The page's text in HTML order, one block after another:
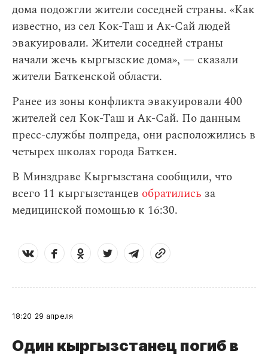
дома подожгли жители соседней страны. «Как
известно, из сел Кок-Таш и Ак-Сай людей
эвакуировали. Жители соседней страны
начали жечь кыргызские дома», — сказали
жители Баткенской области.
Ранее из зоны конфликта эвакуировали 400
жителей сел Кок-Таш и Ак-Сай. По данным
пресс-службы полпреда, они расположились в
четырех школах города Баткен.
В Минздраве Кыргызстана сообщили, что
всего 11 кыргызстанцев обратились за
медицинской помощью к 16:30.
18:20 29 апреля
Один кыргызстанец погиб в